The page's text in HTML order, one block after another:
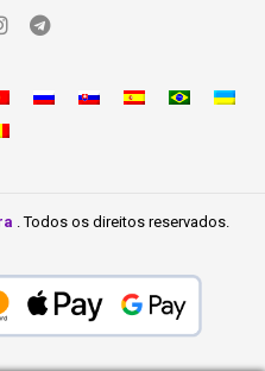
. Todos os direitos reservados.